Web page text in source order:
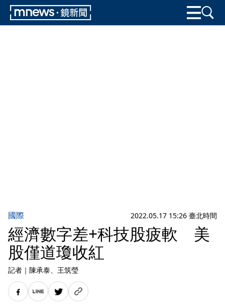
國際 2022.05.17 15:26 臺北時間
經濟數字差+科技股疲軟 美
股僅道瓊收紅
記者 ｜ 陳承泰、王筑瑩